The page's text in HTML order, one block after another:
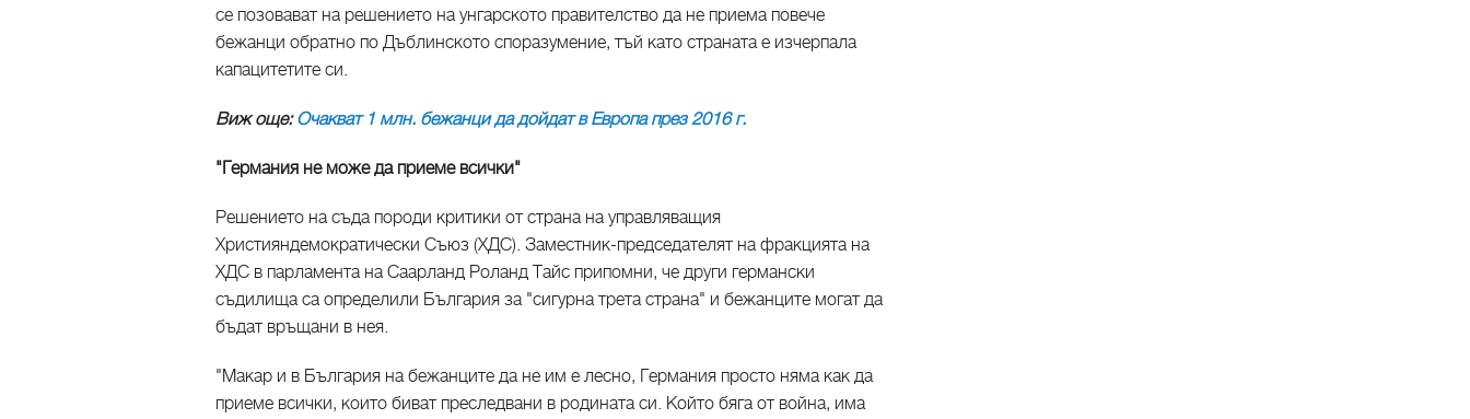
се позовават на решението на унгарското правителство да не приема повече
бежанци обратно по Дъблинското споразумение, тъй като страната е изчерпала
капацитетите си.
Виж още:Очакват 1 млн. бежанци да дойдат в Европа през 2016 г.
"Германия не може да приеме всички"
Решението на съда породи критики от страна на управляващия
Християндемократически Съюз (ХДС). Заместник-председателят на фракцията на
ХДС в парламента на Саарланд Роланд Тайс припомни, че други германски
съдилища са определили България за "сигурна трета страна" и бежанците могат да
бъдат връщани в нея.
"Макар и в България на бежанците да не им е лесно, Германия просто няма как да
приеме всички, които биват преследвани в родината си. Който бяга от война, има